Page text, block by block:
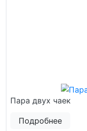
Пара двух чаек
Подробнее